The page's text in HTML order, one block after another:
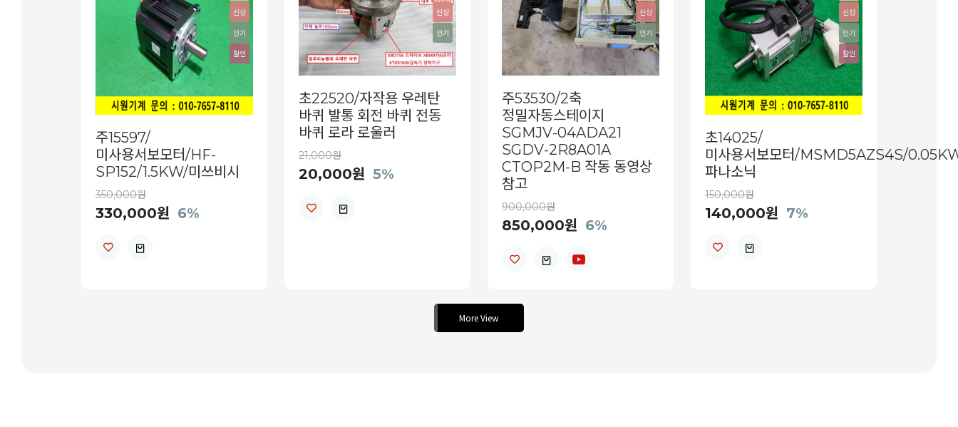
신상
인기
할인
주15597/
미사용서보모터/HF-
SP152/1.5KW/미쓰비시
350,000원
330,000원 6%
신상
인기
초22520/자작용 우레탄
바퀴 발통 회전 바퀴 전동
바퀴 로라 로울러
21,000원
20,000원 5%
신상
인기
주53530/2축
정밀자동스테이지
SGMJV-04ADA21
SGDV-2R8A01A
CTOP2M-B 작동 동영상
참고
900,000원
850,000원 6%
신상
인기
할인
초14025/
미사용서보모터/MSMD5AZS4S/
파나소닉
150,000원
140,000원 7%
More View